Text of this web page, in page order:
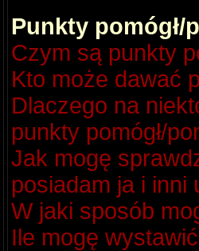
Punkty pomógł/
Czym są punkty
Kto może dawać
Dlaczego na
punkty pomógł/
Jak mogę
posiadam ja i inni
W jaki sposób
Ile mogę